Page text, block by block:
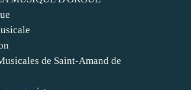
de Saint-Amand de